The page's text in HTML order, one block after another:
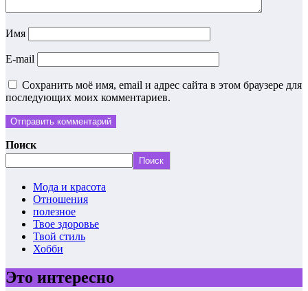
Имя
E-mail
Сохранить моё имя, email и адрес сайта в этом браузере для
последующих моих комментариев.
Поиск
Поиск
Мода и красота
Отношения
полезное
Твое здоровье
Твой стиль
Хобби
Это интересно